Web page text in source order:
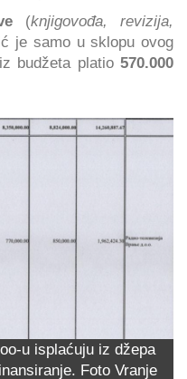
(knjigovođa, revizija,
je samo u sklopu ovog
budžeta platio570.000
u isplaćuju iz džepa
Foto Vranje